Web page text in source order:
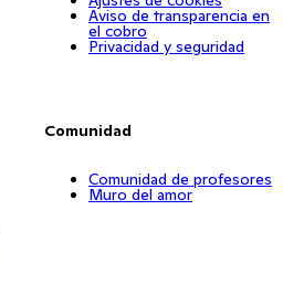
Aviso de transparencia en
el cobro
Privacidad y seguridad
Comunidad
Comunidad de profesores
Muro del amor